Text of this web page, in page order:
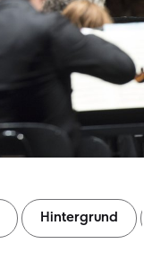
Hintergrund